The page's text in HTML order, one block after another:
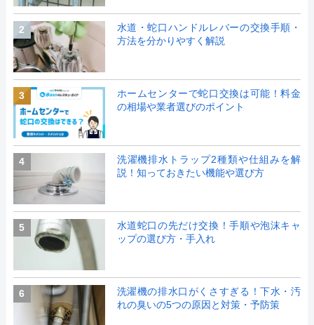
2
水道・蛇口ハンドルレバーの交換手順・
方法を分かりやすく解説
3
ホームセンターで蛇口交換は可能！料金
の相場や業者選びのポイント
4
洗濯機排水トラップ2種類や仕組みを解
説！知っておきたい機能や選び方
5
水道蛇口の先だけ交換！手順や泡沫キャ
ップの選び方・手入れ
6
洗濯機の排水口がくさすぎる！下水・汚
れの臭いの5つの原因と対策・予防策